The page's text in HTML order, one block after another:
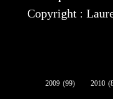
Copyright :
2009 (99) 2010